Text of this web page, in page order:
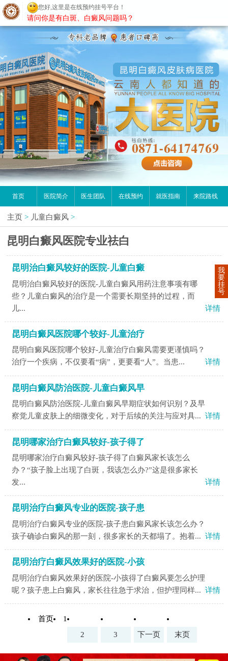
昆明白癜风医院
首页 医院简介 医生团队 在线预约 就医指南 来院路线
主页 > 儿童白癜风 >
昆明白癜风医院专业祛白
昆明治白癜风较好的医院-儿童白癜
昆明治白癜风较好的医院-儿童白癜风用药注意事项有哪
些？儿童白癜风的治疗是一个需要长期坚持的过程，而
儿...
详情
昆明白癜风医院哪个较好-儿童治疗
昆明白癜风医院哪个较好-儿童治疗白癜风需要更谨慎吗？
治疗一个疾病，不仅要看“病”，更要看“人”。当患...
详情
昆明白癜风防治医院-儿童白癜风早
昆明白癜风防治医院-儿童白癜风早期症状如何识别？及早
察觉儿童皮肤上的细微变化，对于后续的关注与应对具... 详情
昆明哪家治疗白癜风较好-孩子得了
昆明哪家治疗白癜风较好-孩子得了白癜风家长该怎么
办？“孩子脸上出现了白斑，我该怎么办?”这是很多家长
发...
详情
昆明治疗白癜风专业的医院-孩子患
昆明治疗白癜风专业的医院-孩子患白癜风家长该怎么办？
孩子确诊白癜风的那一刻，很多家长的天都塌了。抱着... 详情
昆明治疗白癜风效果好的医院-小孩
昆明治疗白癜风效果好的医院-小孩得了白癜风要怎么护理
呢？孩子患上白癜风，家长往往急于求治，但护理同样... 详情
首页
1
2
3 下一页 末页
我
要
挂
号
您好,这里是在线预约挂号平台！
请问你是有白斑、白癜风问题吗？